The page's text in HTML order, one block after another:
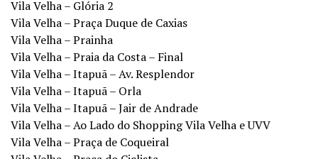
Vila Velha – Glória 2
Vila Velha – Praça Duque de Caxias
Vila Velha – Prainha
Vila Velha – Praia da Costa – Final
Vila Velha – Itapuã – Av. Resplendor
Vila Velha – Itapuã – Orla
Vila Velha – Itapuã – Jair de Andrade
Vila Velha – Ao Lado do Shopping Vila Velha e UVV
Vila Velha – Praça de Coqueiral